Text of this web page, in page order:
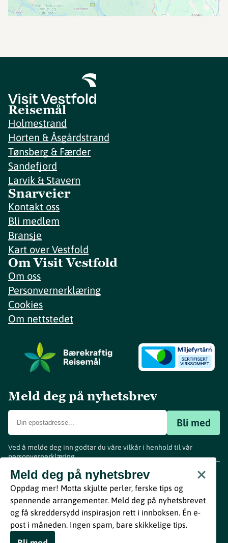
Reisemål
Holmestrand
Horten & Åsgårdstrand
Tønsberg & Færder
Sandefjord
Larvik & Stavern
Snarveier
Kontakt oss
Bli medlem
Bransje
Kart over Vestfold
Om Visit Vestfold
Om oss
Personvernerklæring
Cookies
Om nettstedet
Meld deg på nyhetsbrev
Bli med
Ved å melde deg inn godtar du våre vilkår i henhold til vår
personvernerklæring.
Meld deg på nyhetsbrev
Oppdag mer! Motta skjulte perler, ferske tips og
spennende arrangementer. Meld deg på nyhetsbrevet
og få skreddersydd inspirasjon rett i innboksen. Én e-
post i måneden. Ingen spam, bare skikkelige tips.
www.visitvestfold.com
Turistinformasjon
Vestfold Fylkeskommune
ByBreakfast